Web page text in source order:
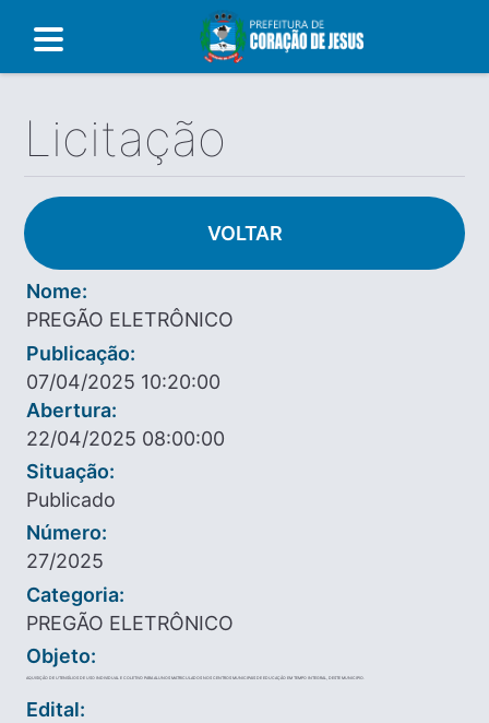
Licitação
VOLTAR
Nome:
PREGÃO ELETRÔNICO
Publicação:
07/04/2025 10:20:00
Abertura:
22/04/2025 08:00:00
Situação:
Publicado
Número:
27/2025
Categoria:
PREGÃO ELETRÔNICO
Objeto:
AQUISIÇÃO DE UTENSÍLIOS DE USO INDIVIDUAL E COLETIVO PARA ALUNOS MATRICULADOS NOS CENTROS MUNICIPAIS DE EDUCAÇÃO EM TEMPO INTEGRAL, DESTE MUNICIPIO.
Edital: